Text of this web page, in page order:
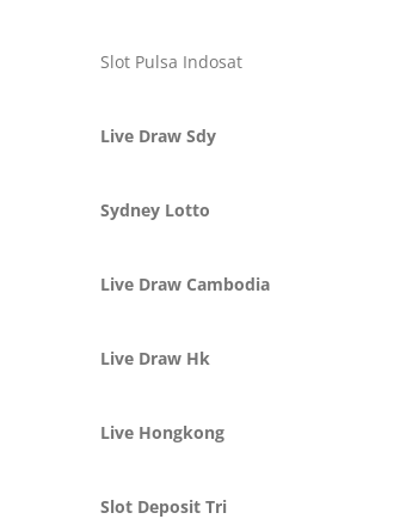
Slot Pulsa Indosat
Live Draw Sdy
Sydney Lotto
Live Draw Cambodia
Live Draw Hk
Live Hongkong
Slot Deposit Tri